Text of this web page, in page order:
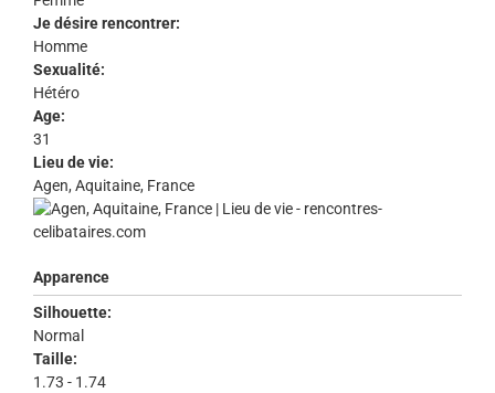
Je désire rencontrer:
Homme
Sexualité:
Hétéro
Age:
31
Lieu de vie:
Agen, Aquitaine, France
Apparence
Silhouette:
Normal
Taille:
1.73 - 1.74